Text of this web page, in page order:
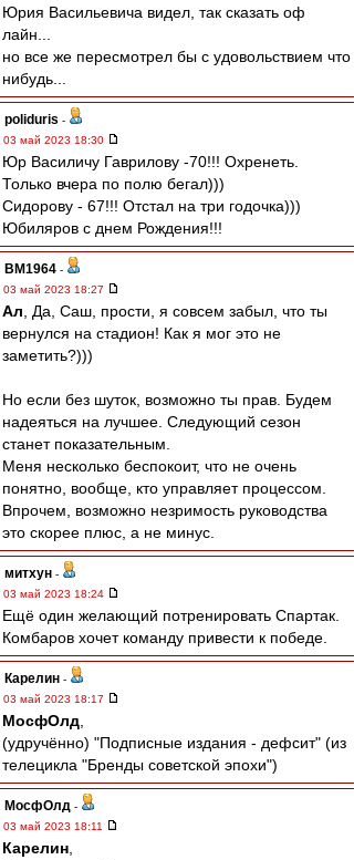
Юрия Васильевича видел, так сказать оф
лайн...
но все же пересмотрел бы с удовольствием что
нибудь...
poliduris -
03 май 2023 18:30
Юр Василичу Гаврилову -70!!! Охренеть.
Только вчера по полю бегал)))
Сидорову - 67!!! Отстал на три годочка)))
Юбиляров с днем Рождения!!!
BM1964 -
03 май 2023 18:27
Ал , Да, Саш, прости, я совсем забыл, что ты
вернулся на стадион! Как я мог это не
заметить?)))
Но если без шуток, возможно ты прав. Будем
надеяться на лучшее. Следующий сезон
станет показательным.
Меня несколько беспокоит, что не очень
понятно, вообще, кто управляет процессом.
Впрочем, возможно незримость руководства
это скорее плюс, а не минус.
митхун -
03 май 2023 18:24
Ещё один желающий потренировать Спартак.
Комбаров хочет команду привести к победе.
Карелин -
03 май 2023 18:17
МосфОлд
(удручённо) "Подписные издания - дефсит" (из
телецикла "Бренды советской эпохи")
МосфОлд -
03 май 2023 18:11
Карелин